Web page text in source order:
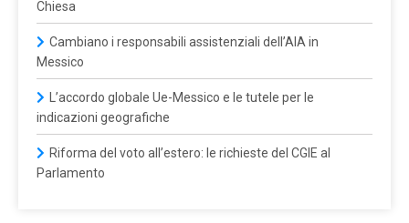
Chiesa
Cambiano i responsabili assistenziali dell’AIA in
Messico
L’accordo globale Ue-Messico e le tutele per le
indicazioni geografiche
Riforma del voto all’estero: le richieste del CGIE al
Parlamento